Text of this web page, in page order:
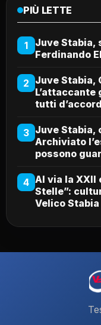
PIÙ LETTE
1
Juve Stabia,
Ferdinando
2 Juve Stabia,
tutti
3 Juve Stabia,
Archiviato
possono
4 Al via la XXII
Stelle”:
Velico Stabia